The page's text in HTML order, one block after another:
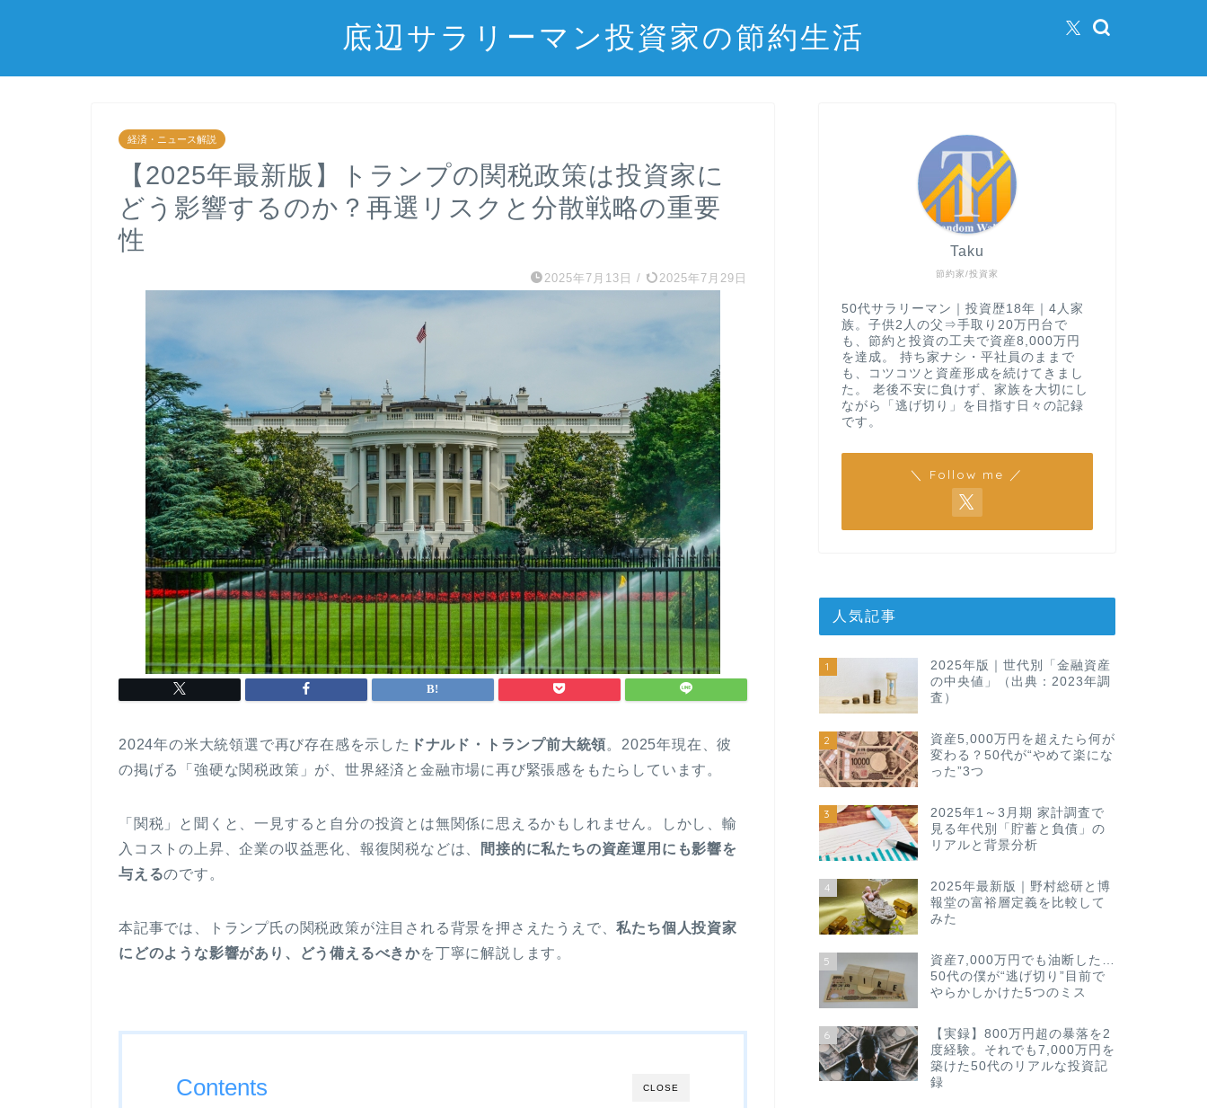
底辺サラリーマン投資家の節約生活
経済・ニュース解説
【2025年最新版】トランプの関税政策は投資家に
どう影響するのか？再選リスクと分散戦略の重要
性
2025年7月13日 / 2025年7月29日
2024年の米大統領選で再び存在感を示した ドナルド・トランプ前大統領。2025年現在、彼
の掲げる「強硬な関税政策」が、世界経済と金融市場に再び緊張感をもたらしています。
「関税」と聞くと、一見すると自分の投資とは無関係に思えるかもしれません。しかし、輸
入コストの上昇、企業の収益悪化、報復関税などは、
間接的に私たちの資産運用にも影響を
与えるのです。
本記事では、トランプ氏の関税政策が注目される背景を押さえたうえで、私たち個人投資家
にどのような影響があり、どう備えるべきかを丁寧に解説します。
CLOSE
Contents
節約家/投資家
Taku
50代サラリーマン｜投資歴18年｜4人家
族。子供2人の父⇒手取り20万円台で
も、節約と投資の工夫で資産8,000万円
を達成。 持ち家ナシ・平社員のままで
も、コツコツと資産形成を続けてきまし
た。 老後不安に負けず、家族を大切にし
ながら「逃げ切り」を目指す日々の記録
です。
＼ Follow me ／
人気記事
1
2025年版｜世代別「金融資産
の中央値」（出典：2023年調
査）
2
資産5,000万円を超えたら何が
変わる？50代が“やめて楽にな
った”3つ
3
2025年1～3月期 家計調査で
見る年代別「貯蓄と負債」の
リアルと背景分析
4
2025年最新版｜野村総研と博
報堂の富裕層定義を比較して
みた
5
資産7,000万円でも油断した…
50代の僕が“逃げ切り”目前で
やらかしかけた5つのミス
6
【実録】800万円超の暴落を2
度経験。それでも7,000万円を
築けた50代のリアルな投資記
録